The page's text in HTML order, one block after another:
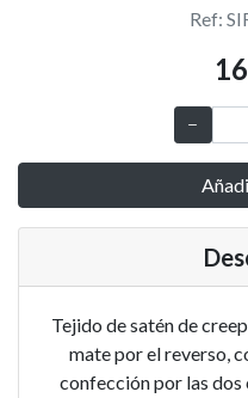
Ref:
Tejido de satén de
mate por el reverso,
confección por las dos